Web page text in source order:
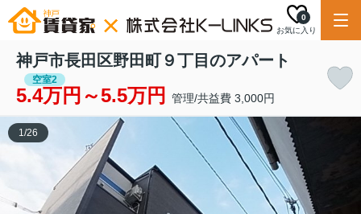
お気に入り
0
神戸市長田区野田町９丁目のアパート
空室2
5.4万円～5.5万円 管理/共益費 3,000円
1/26